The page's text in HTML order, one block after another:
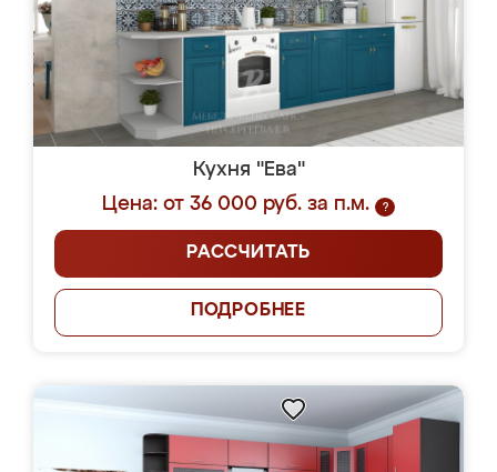
Кухня "Ева"
Цена: от 36 000 руб. за п.м.
?
РАССЧИТАТЬ
ПОДРОБНЕЕ